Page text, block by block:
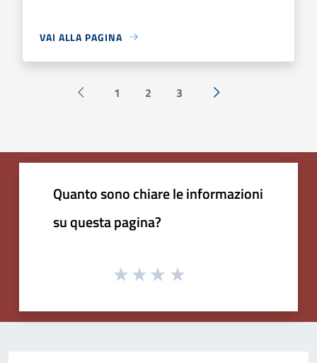
VAI ALLA PAGINA
Pagina precedente
1 2 3 Successiva »
Quanto sono chiare le informazioni
su questa pagina?